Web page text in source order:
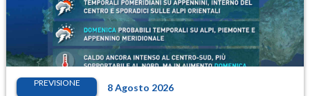
PREVISIONE 8 Agosto 2026